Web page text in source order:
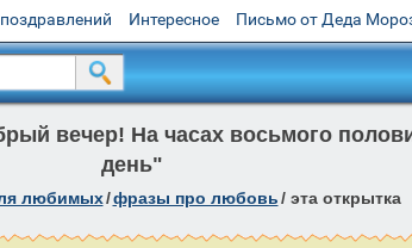
Интересное Письмо от Деда
вечер! На часах восьмого
день"
любимых/фразы про любовь/ эта открытка